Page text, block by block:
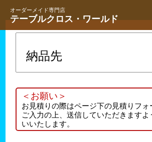
オーダーメイド専門店
テーブルクロス・ワールド
納品先
＜お願い＞
お見積りの際はページ下の見積りフォ
ご入力の上、送信していただきますよ
いいたします。